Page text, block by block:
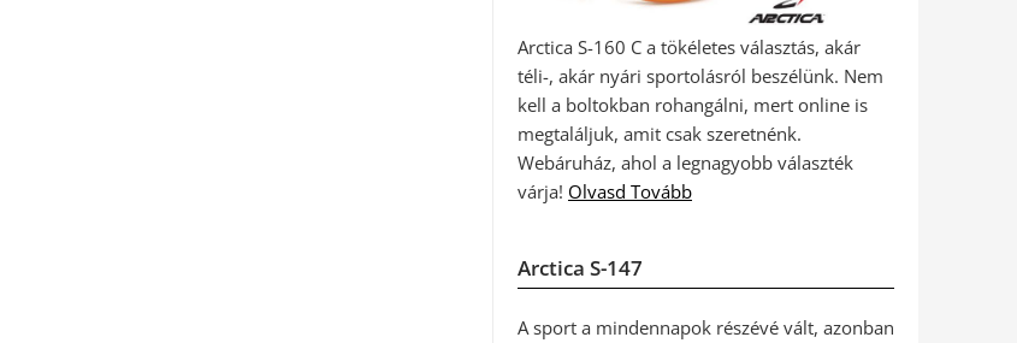
Arctica S-160 C a tökéletes választás, akár
téli-, akár nyári sportolásról beszélünk. Nem
kell a boltokban rohangálni, mert online is
megtaláljuk, amit csak szeretnénk.
Webáruház, ahol a legnagyobb választék
várja! Olvasd Tovább
Arctica S-147
A sport a mindennapok részévé vált, azonban